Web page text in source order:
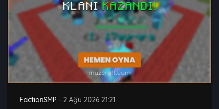
FactionSMP - 2 Ağu 2026 21:21